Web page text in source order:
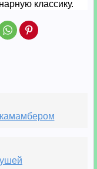
классику.